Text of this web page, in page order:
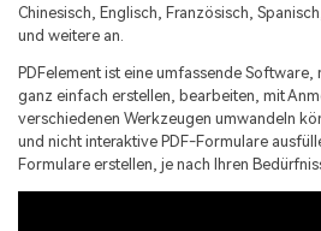
Chinesisch, Englisch, Französisch,
und weitere an.
PDFelement ist eine umfassende Software,
ganz einfach erstellen, bearbeiten, mit
verschiedenen Werkzeugen umwandeln
und nicht interaktive PDF-Formulare
Formulare erstellen, je nach Ihren